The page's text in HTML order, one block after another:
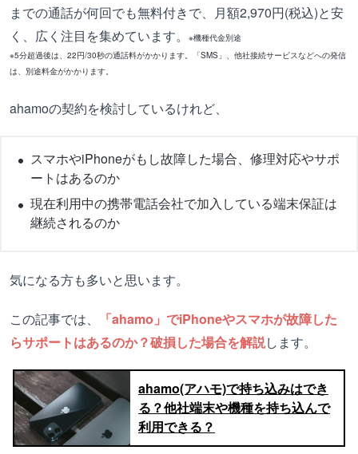
までの通話が何回でも無料付きで、月額2,970円(税込)と安
く、広く注目を集めています。
※機種代金別途
※5分超過後は、22円/30秒の通話料がかかります。「SMS」、他社接続サービスなどへの発信
は、別途料金がかかります。
ahamoの契約を検討しているけれど、
スマホやiPhoneがもし故障した場合、修理対応やサポ
ートはあるのか
現在利用中の携帯電話会社で加入している端末保証は
継続されるのか
気になる方も多いと思います。
この記事では、
「ahamo」でiPhoneやスマホが故障した
らサポートはあるのか？破損した場合を解説します。
ahamo(アハモ)で持ち込みはでき
る？他社端末や機種を持ち込んで
利用できる？